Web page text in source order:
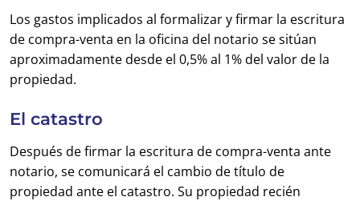
Los gastos implicados al formalizar y firmar la escritura
de compra-venta en la oficina del notario se sitúan
aproximadamente desde el 0,5% al 1% del valor de la
propiedad.
El catastro
Después de firmar la escritura de compra-venta ante
notario, se comunicará el cambio de título de
propiedad ante el catastro. Su propiedad recién